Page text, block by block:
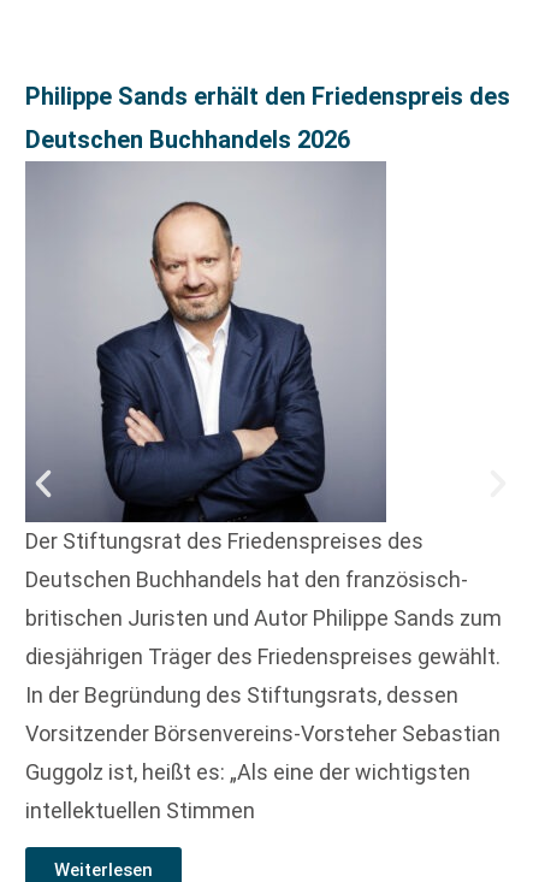
Philippe Sands erhält den Friedenspreis des
Deutschen Buchhandels 2026
Der Stiftungsrat des Friedenspreises des
Deutschen Buchhandels hat den französisch-
britischen Juristen und Autor Philippe Sands zum
diesjährigen Träger des Friedenspreises gewählt.
In der Begründung des Stiftungsrats, dessen
Vorsitzender Börsenvereins-Vorsteher Sebastian
Guggolz ist, heißt es: „Als eine der wichtigsten
intellektuellen Stimmen
Weiterlesen